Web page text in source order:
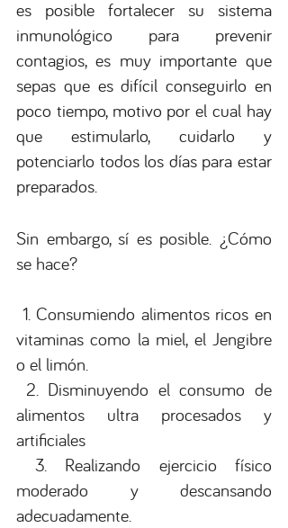
es posible fortalecer su sistema
inmunológico para prevenir
contagios, es muy importante que
sepas que es difícil conseguirlo en
poco tiempo, motivo por el cual hay
que estimularlo, cuidarlo y
potenciarlo todos los días para estar
preparados.
Sin embargo, sí es posible. ¿Cómo
se hace?
1. Consumiendo alimentos ricos en
vitaminas como la miel, el Jengibre
o el limón.
2. Disminuyendo el consumo de
alimentos ultra procesados y
artificiales
3. Realizando ejercicio físico
moderado y descansando
adecuadamente.